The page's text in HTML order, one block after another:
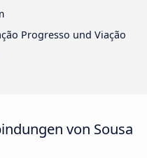
Progresso und Viação
von Sousa